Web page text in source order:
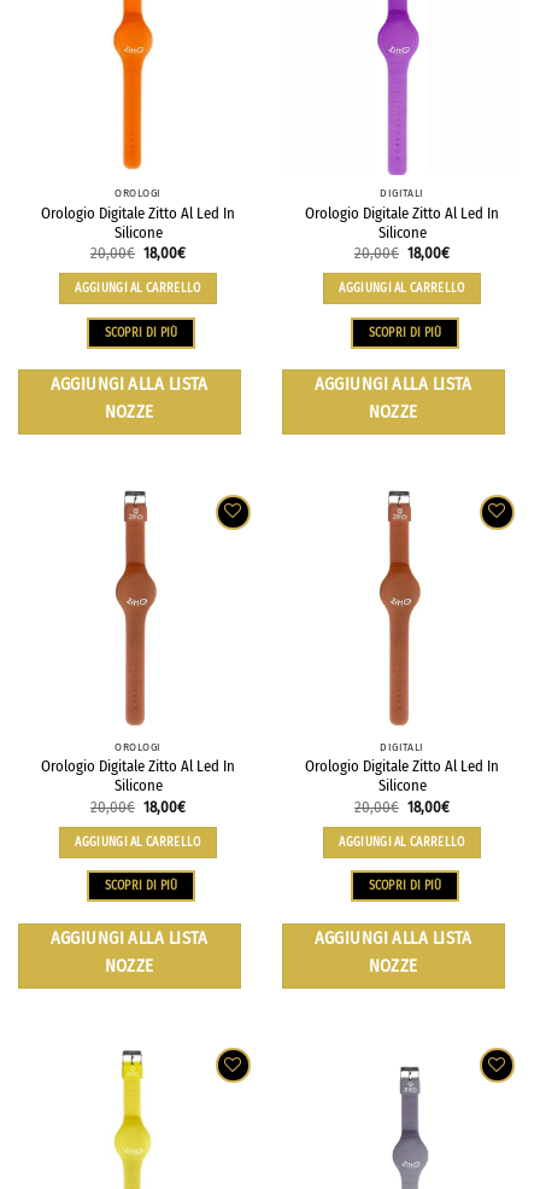
OROLOGI
Orologio Digitale Zitto Al Led In
Silicone
20,00€ 18,00€
AGGIUNGI AL CARRELLO
SCOPRI DI PIÙ
AGGIUNGI ALLA LISTA
NOZZE
DIGITALI
Orologio Digitale Zitto Al Led In
Silicone
20,00€ 18,00€
AGGIUNGI AL CARRELLO
SCOPRI DI PIÙ
AGGIUNGI ALLA LISTA
NOZZE
OROLOGI
Orologio Digitale Zitto Al Led In
Silicone
20,00€ 18,00€
AGGIUNGI AL CARRELLO
SCOPRI DI PIÙ
AGGIUNGI ALLA LISTA
NOZZE
DIGITALI
Orologio Digitale Zitto Al Led In
Silicone
20,00€ 18,00€
AGGIUNGI AL CARRELLO
SCOPRI DI PIÙ
AGGIUNGI ALLA LISTA
NOZZE